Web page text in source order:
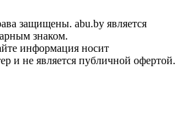
защищены. abu.by является
знаком.
информация носит
и не является публичной офертой.